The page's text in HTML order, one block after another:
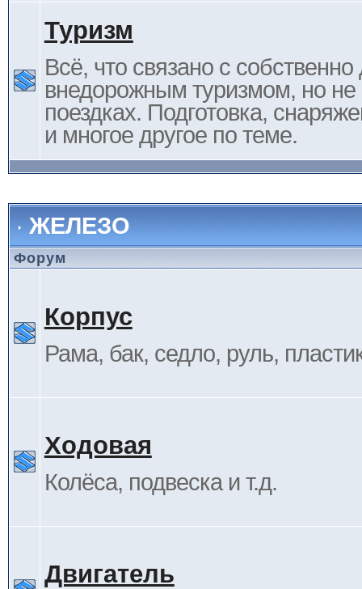
Туризм
Всё, что связано с
внедорожным туризмом, но не
поездках. Подготовка,
и многое другое по теме.
ЖЕЛЕЗО
Форум
Корпус
Рама, бак, седло, руль,
Ходовая
Колёса, подвеска и т.д.
Двигатель